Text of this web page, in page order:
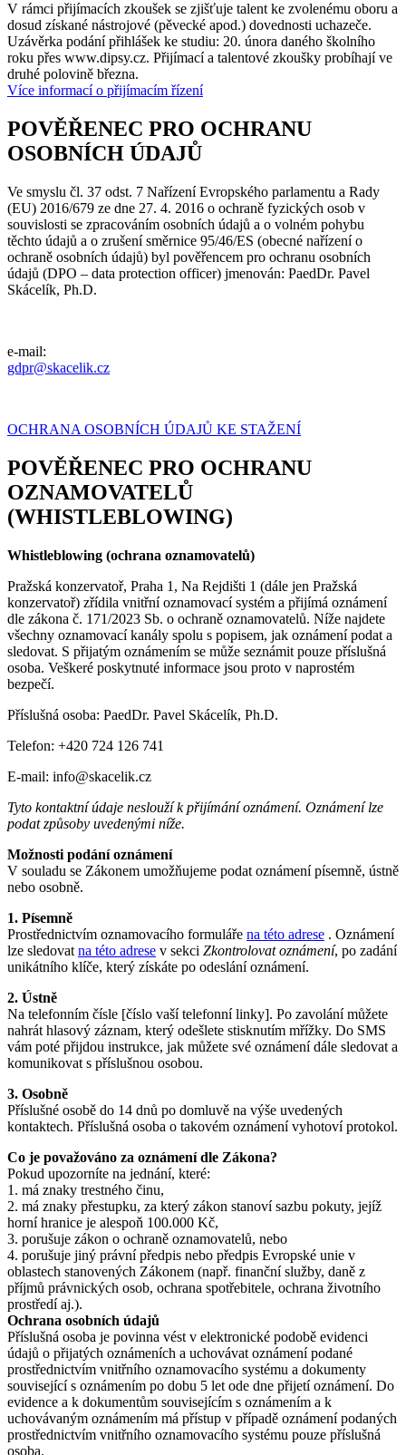
V rámci přijímacích zkoušek se zjišťuje talent ke zvolenému oboru a
dosud získané nástrojové (pěvecké apod.) dovednosti uchazeče.
Uzávěrka podání přihlášek ke studiu: 20. února daného školního
roku přes www.dipsy.cz. Přijímací a talentové zkoušky probíhají ve
druhé polovině března.
Více informací o přijímacím řízení
POVĚŘENEC PRO OCHRANU
OSOBNÍCH ÚDAJŮ
Ve smyslu čl. 37 odst. 7 Nařízení Evropského parlamentu a Rady
(EU) 2016/679 ze dne 27. 4. 2016 o ochraně fyzických osob v
souvislosti se zpracováním osobních údajů a o volném pohybu
těchto údajů a o zrušení směrnice 95/46/ES (obecné nařízení o
ochraně osobních údajů) byl pověřencem pro ochranu osobních
údajů (DPO – data protection officer) jmenován: PaedDr. Pavel
Skácelík, Ph.D.
e-mail:
gdpr@skacelik.cz
OCHRANA OSOBNÍCH ÚDAJŮ KE STAŽENÍ
POVĚŘENEC PRO OCHRANU
OZNAMOVATELŮ
(WHISTLEBLOWING)
Whistleblowing (ochrana oznamovatelů)
Pražská konzervatoř, Praha 1, Na Rejdišti 1 (dále jen Pražská
konzervatoř) zřídila vnitřní oznamovací systém a přijímá oznámení
dle zákona č. 171/2023 Sb. o ochraně oznamovatelů. Níže najdete
všechny oznamovací kanály spolu s popisem, jak oznámení podat a
sledovat. S přijatým oznámením se může seznámit pouze příslušná
osoba. Veškeré poskytnuté informace jsou proto v naprostém
bezpečí.
Příslušná osoba: PaedDr. Pavel Skácelík, Ph.D.
Telefon: +420 724 126 741
E-mail: info@skacelik.cz
Tyto kontaktní údaje neslouží k přijímání oznámení. Oznámení lze
podat způsoby uvedenými níže.
Možnosti podání oznámení
V souladu se Zákonem umožňujeme podat oznámení písemně, ústně
nebo osobně.
1. Písemně
Prostřednictvím oznamovacího formuláře na této adrese . Oznámení
lze sledovat na této adrese v sekci Zkontrolovat oznámení, po zadání
unikátního klíče, který získáte po odeslání oznámení.
2. Ústně
Na telefonním čísle [číslo vaší telefonní linky]. Po zavolání můžete
nahrát hlasový záznam, který odešlete stisknutím mřížky. Do SMS
vám poté přijdou instrukce, jak můžete své oznámení dále sledovat a
komunikovat s příslušnou osobou.
3. Osobně
Příslušné osobě do 14 dnů po domluvě na výše uvedených
kontaktech. Příslušná osoba o takovém oznámení vyhotoví protokol.
Co je považováno za oznámení dle Zákona?
Pokud upozorníte na jednání, které:
1. má znaky trestného činu,
2. má znaky přestupku, za který zákon stanoví sazbu pokuty, jejíž
horní hranice je alespoň 100.000 Kč,
3. porušuje zákon o ochraně oznamovatelů, nebo
4. porušuje jiný právní předpis nebo předpis Evropské unie v
oblastech stanovených Zákonem (např. finanční služby, daně z
příjmů právnických osob, ochrana spotřebitele, ochrana životního
prostředí aj.).
Ochrana osobních údajů
Příslušná osoba je povinna vést v elektronické podobě evidenci
údajů o přijatých oznámeních a uchovávat oznámení podané
prostřednictvím vnitřního oznamovacího systému a dokumenty
související s oznámením po dobu 5 let ode dne přijetí oznámení. Do
evidence a k dokumentům souvisejícím s oznámením a k
uchovávaným oznámením má přístup v případě oznámení podaných
prostřednictvím vnitřního oznamovacího systému pouze příslušná
osoba.